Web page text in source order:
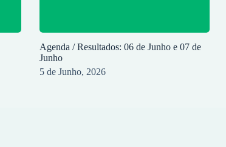
Agenda / Resultados: 06 de Junho e 07 de
Junho
5 de Junho, 2026